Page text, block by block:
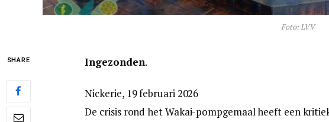
Foto: LVV
SHARE Ingezonden.
Nickerie, 19 februari 2026
De crisis rond het Wakai-pompgemaal heeft een